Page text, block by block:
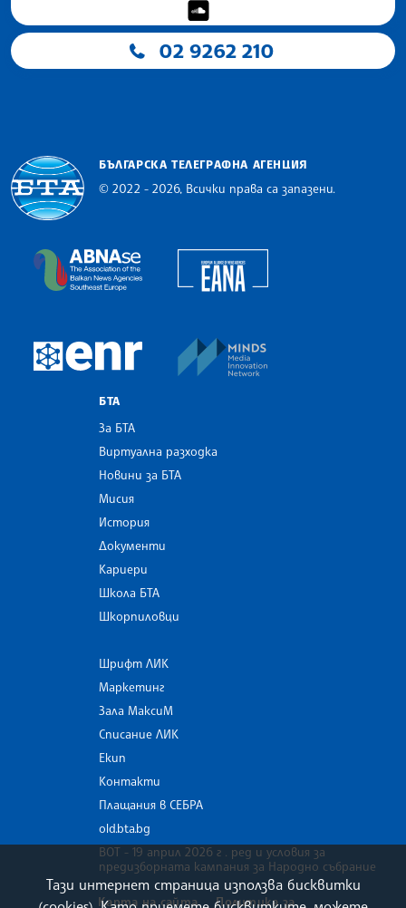
02 9262 210
БЪЛГАРСКА ТЕЛЕГРАФНА АГЕНЦИЯ
© 2022 - 2026, Всички права са запазени.
The Assocoation of the Balkan News Agencies
European Newsroom
БТА
За БТА
Виртуална разходка
Новини за БТА
Мисия
История
Документи
Кариери
Школа БТА
Шкорпиловци
Шрифт ЛИК
Маркетинг
Зала МаксиМ
Списание ЛИК
Екип
Контакти
Плащания в СЕБРА
old.bta.bg
ВОТ - 19 април 2026 г . ред и условия за
предизборната кампания за Народно събрание
Карта на сайта Политика за
Тази интернет страница използва бисквитки